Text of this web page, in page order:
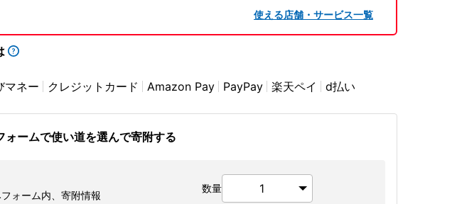
使える店舗・サービス一覧
マネー クレジットカード Amazon Pay PayPay 楽天ペイ d払い
ォームで使い道を選んで寄附する
ォーム内、寄附情報
数量